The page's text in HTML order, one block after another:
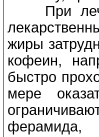
При
жиры
кофеин,
быстро
мере